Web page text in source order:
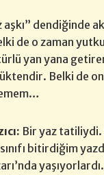
aşkı” dendiğinde
de o zaman
yan yana
Belki de
Bir yaz tatiliydi.
bitirdiğim